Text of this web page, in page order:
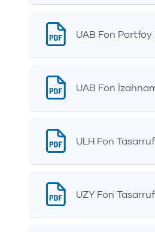
UAB Fon Portföy
UAB Fon
ULH Fon
UZY Fon